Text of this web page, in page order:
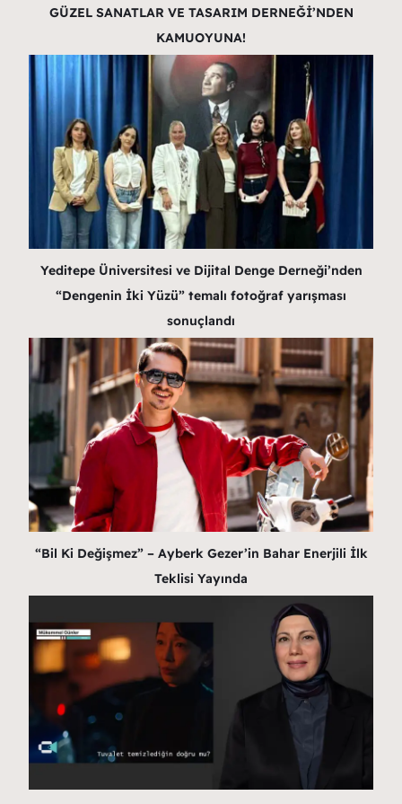
GÜZEL SANATLAR VE TASARIM DERNEĞİ’NDEN
KAMUOYUNA!
Yeditepe Üniversitesi ve Dijital Denge Derneği’nden
“Dengenin İki Yüzü” temalı fotoğraf yarışması
sonuçlandı
“Bil Ki Değişmez” – Ayberk Gezer’in Bahar Enerjili İlk
Teklisi Yayında